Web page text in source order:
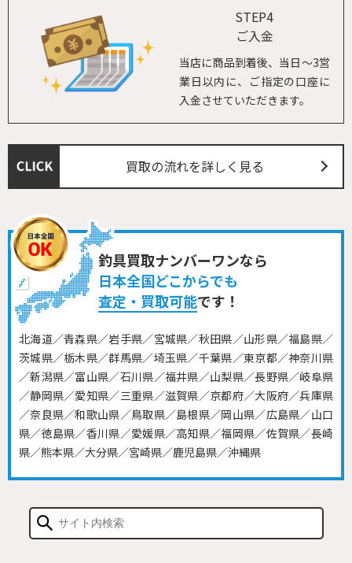
STEP4
ご入金
当店に商品到着後、当日～3営
業日以内に、ご指定の口座に
入金させていただきます。
買取の流れを詳しく見る
釣具買取ナンバーワンなら
日本全国どこからでも
査定・買取可能です！
北海道／青森県／岩手県／宮城県／秋田県／山形県／福島県／
茨城県／栃木県／群馬県／埼玉県／千葉県／東京都／神奈川県
／新潟県／富山県／石川県／福井県／山梨県／長野県／岐阜県
／静岡県／愛知県／三重県／滋賀県／京都府／大阪府／兵庫県
／奈良県／和歌山県／鳥取県／島根県／岡山県／広島県／山口
県／徳島県／香川県／愛媛県／高知県／福岡県／佐賀県／長崎
県／熊本県／大分県／宮崎県／鹿児島県／沖縄県